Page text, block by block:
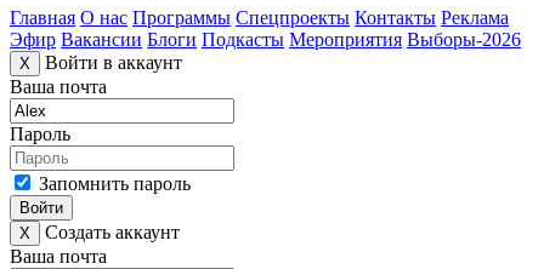
Главная О нас Программы Спецпроекты Контакты Реклама
Эфир Вакансии Блоги Подкасты Мероприятия Выборы-2026
X
Войти в аккаунт
Ваша почта
Пароль
Запомнить пароль
Войти
X
Создать аккаунт
Ваша почта